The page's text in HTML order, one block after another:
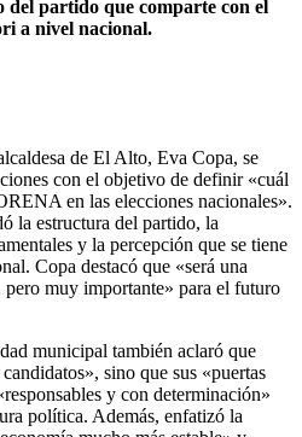
partido que comparte con el
a nivel nacional.
de El Alto, Eva Copa, se
con el objetivo de definir «cuál
en las elecciones nacionales».
la estructura del partido, la
y la percepción que se tiene
Copa destacó que «será una
muy importante» para el futuro
municipal también aclaró que
sino que sus «puertas
y con determinación»
política. Además, enfatizó la